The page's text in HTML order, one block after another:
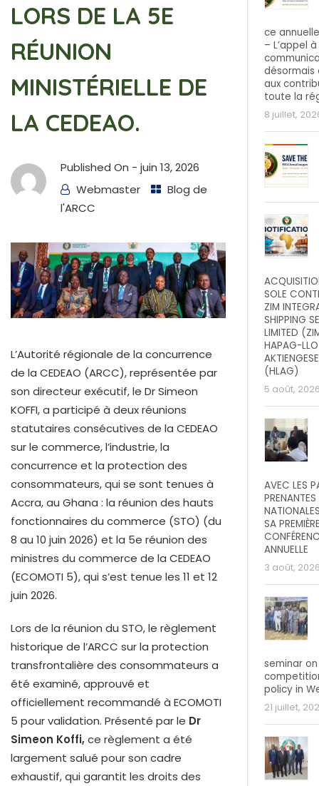
LORS DE LA 5E
RÉUNION
MINISTÉRIELLE DE
LA CEDEAO.
Published On - juin 13, 2026
Webmaster
Blog de
l'ARCC
L’Autorité régionale de la concurrence
de la CEDEAO (ARCC), représentée par
son directeur exécutif, le Dr Simeon
KOFFI, a participé à deux réunions
statutaires consécutives de la CEDEAO
sur le commerce, l’industrie, la
concurrence et la protection des
consommateurs, qui se sont tenues à
Accra, au Ghana : la réunion des hauts
fonctionnaires du commerce (STO) (du
8 au 10 juin 2026) et la 5e réunion des
ministres du commerce de la CEDEAO
(ECOMOTI 5), qui s’est tenue les 11 et 12
juin 2026.
Lors de la réunion du STO, le règlement
historique de l’ARCC sur la protection
transfrontalière des consommateurs a
été examiné, approuvé et
officiellement recommandé à ECOMOTI
5 pour validation. Présenté par le Dr
Simeon Koffi,ce règlement a été
largement salué pour son cadre
exhaustif, qui garantit les droits des
ce
– L’appel à
désormais
aux
toute la
8 juillet,
SOLE
ZIM
SHIPPING
LIMITED
HAPAG-
(HLAG)
5 août,
AVEC LES
PRENANTES
SA
ANNUELLE
3 août,
seminar on
policy in
21 juillet,